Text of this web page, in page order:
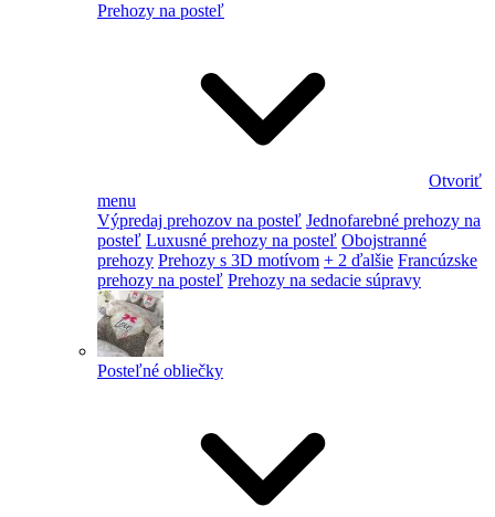
Prehozy na posteľ
Otvoriť
menu
Výpredaj prehozov na posteľ Jednofarebné prehozy na
posteľ Luxusné prehozy na posteľ Obojstranné
prehozy Prehozy s 3D motívom + 2 ďalšie Francúzske
prehozy na posteľ Prehozy na sedacie súpravy
Posteľné obliečky